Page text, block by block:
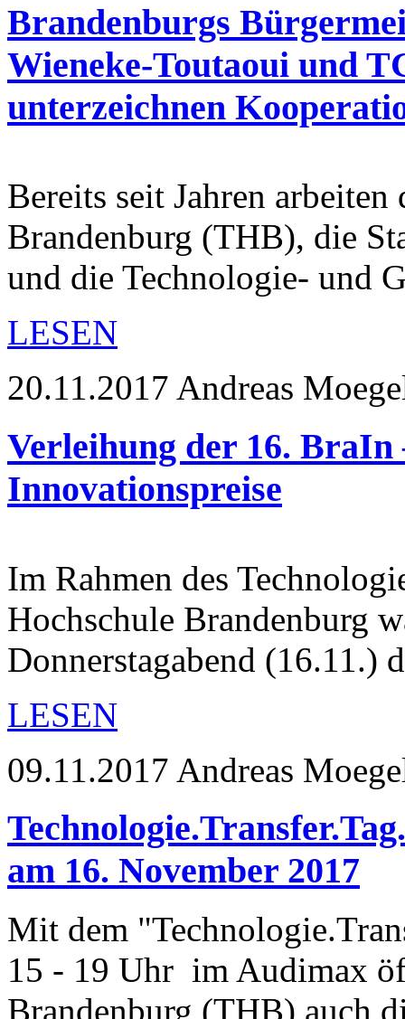
Brandenburgs
Wieneke-Toutaoui und
unterzeichnen
Bereits seit Jahren
Brandenburg (THB), die
und die Technologie- und
LESEN
20.11.2017 Andreas
Verleihung der 16.
Innovationspreise
Im Rahmen des
Hochschule Brandenburg
Donnerstagabend
LESEN
09.11.2017 Andreas
am 16. November 2017
Mit dem
15 - 19 Uhr im Audimax
Brandenburg (THB) auch